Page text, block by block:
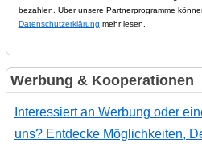
bezahlen. Über unsere Partnerprogramme
Datenschutzerklärung mehr lesen.
Werbung & Kooperationen
Interessiert an Werbung oder
uns? Entdecke Möglichkeiten,